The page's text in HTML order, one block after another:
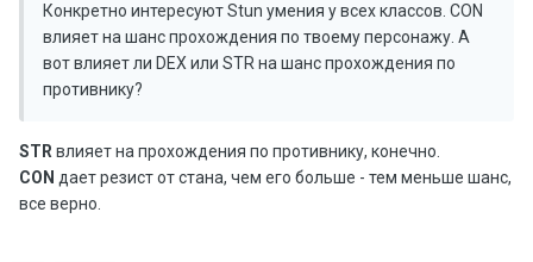
Конкретно интересуют Stun умения у всех классов. CON
влияет на шанс прохождения по твоему персонажу. А
вот влияет ли DEX или STR на шанс прохождения по
противнику?
STRвлияет на прохождения по противнику, конечно.
CON дает резист от стана, чем его больше - тем меньше шанс,
все верно.